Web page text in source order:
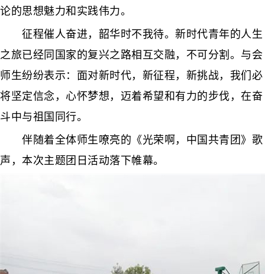
论的思想魅力和实践伟力。
征程催人奋进，韶华时不我待。新时代青年的人生
之旅已经同国家的复兴之路相互交融，不可分割。与会
师生纷纷表示：面对新时代，新征程，新挑战，我们必
将坚定信念，心怀梦想，迈着希望和有力的步伐，在奋
斗中与祖国同行。
伴随着全体师生嘹亮的《光荣啊，中国共青团》歌
声，本次主题团日活动落下帷幕。